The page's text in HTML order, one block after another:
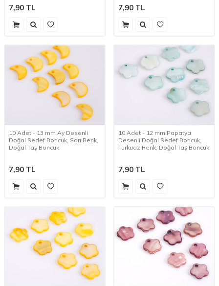
7,90 TL 7,90 TL
10 Adet - 13 mm Ay Desenli
Doğal Sedef Boncuk, Sarı Renk,
Doğal Taş Boncuk
7,90 TL
10 Adet - 12 mm Papatya
Desenli Doğal Sedef Boncuk,
Turkuaz Renk, Doğal Taş Boncuk
7,90 TL